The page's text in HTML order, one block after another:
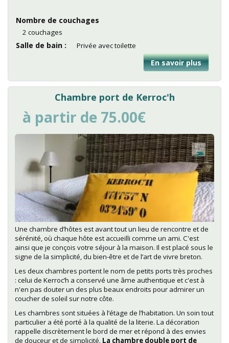
Nombre de couchages
2 couchages
Salle de bain Privée avec toilette
En savoir plussur
port
Chambre port de Kerroc'h
à partir de 75.00€
Une chambre d’hôtes est avant tout un lieu de rencontre et de
sérénité, où chaque hôte est accueilli comme un ami. C'est
ainsi que je conçois votre séjour à la maison. Il est placé sous le
signe de la simplicité, du bien-être et de l’art de vivre breton.
Les deux chambres portent le nom de petits ports très proches
: celui de Kerroc’h a conservé une âme authentique et c'est à
n'en pas douter un des plus beaux endroits pour admirer un
coucher de soleil sur notre côte.
Les chambres sont situées à l’étage de l’habitation. Un soin tout
particulier a été porté à la qualité de la literie. La décoration
rappelle discrètement le bord de mer et répond à des envies
de douceur et de simplicité. La chambre double port de